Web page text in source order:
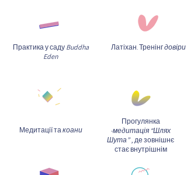
Практика у саду Buddha
Eden
Медитації такоани
Латіхан. Тренінгдовіри
Прогулянка
-медитація “Шлях
Шута”, де зовнішнє
стає внутрішнім